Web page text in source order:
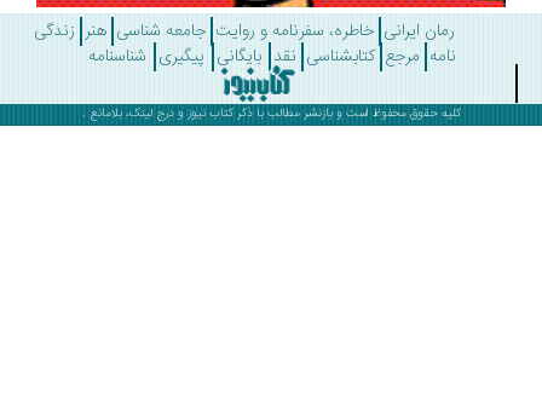
رمان ایرانی خاطره، سفرنامه و روایت جامعه شناسی هنر زندگی
مرجع کتابشناسی نقد بایگانی پیگیری شناسنامه
کلیه حقوق محفوظ است و بازنشر مطالب با ذکرکتاب نیوز و درج لینک، بلامانع .